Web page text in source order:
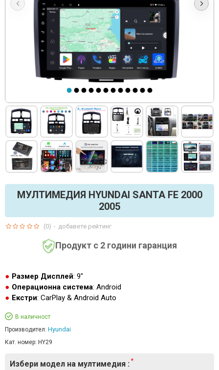
МУЛТИМЕДИЯ HYUNDAI SANTA FE 2000
2005
Продукт с 2 години гаранция
Размер Дисплей: 9"
Операционна система: Android
Екстри: CarPlay & Android Auto
В наличност
Производител: Hyundai
Кат. номер: HY29
(0) - добавете рейтинг
Избери модел на мултимедия :